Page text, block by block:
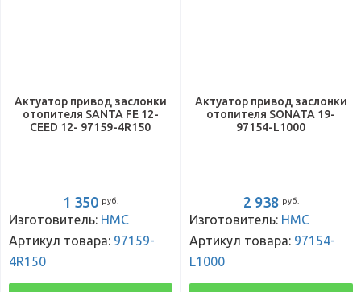
Актуатор привод заслонки
отопителя SANTA FE 12-
CEED 12- 97159-4R150
1 350 руб.
Изготовитель: HMC
Артикул товара: 97159-
4R150
Актуатор привод заслонки
отопителя SONATA 19-
97154-L1000
2 938 руб.
Изготовитель: HMC
Артикул товара: 97154-
L1000